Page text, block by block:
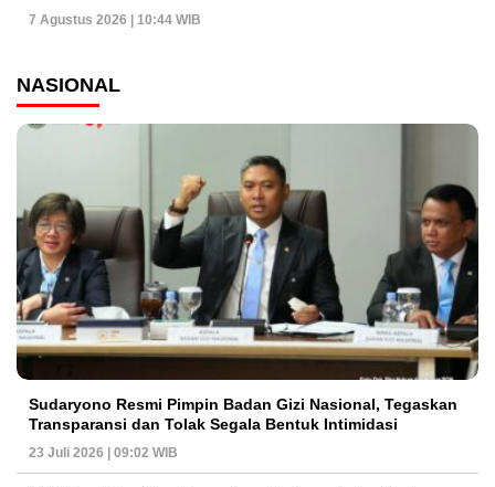
7 Agustus 2026 | 10:44 WIB
NASIONAL
Sudaryono Resmi Pimpin Badan Gizi Nasional, Tegaskan
Transparansi dan Tolak Segala Bentuk Intimidasi
23 Juli 2026 | 09:02 WIB